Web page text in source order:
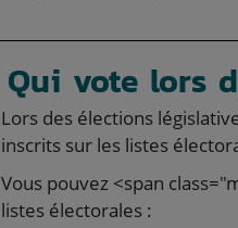
Qui vote lors
Lors des élections
inscrits sur les listes
Vous pouvez <span
listes électorales :